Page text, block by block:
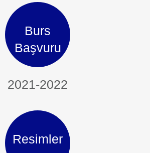
Burs
Başvuru
2021-2022
Resimler